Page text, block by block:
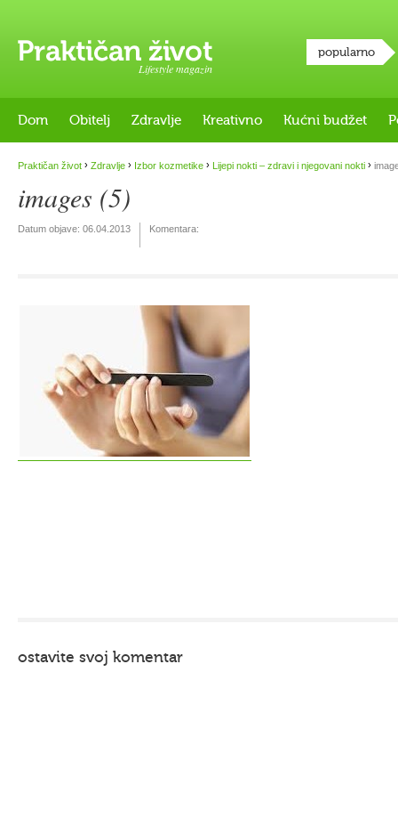
Lifestyle magazin
popularno
Dom Obitelj Zdravlje Kreativno Kućni budžet
Praktičan život › Zdravlje › Izbor kozmetike › Lijepi nokti – zdravi i njegovani nokti ›
images (5)
Datum objave: 06.04.2013 Komentara:
ostavite svoj komentar